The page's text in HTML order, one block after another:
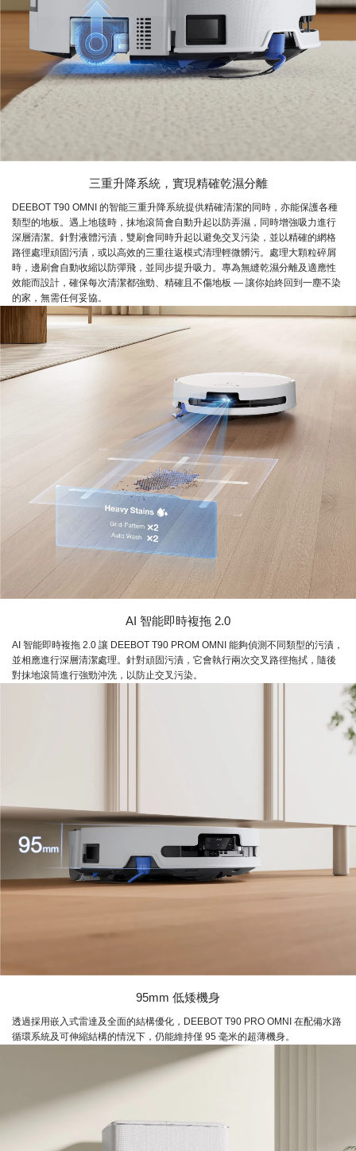
三重升降系統，實現精確乾濕分離
DEEBOT T90 OMNI 的智能三重升降系統提供精確清潔的同時，亦能保護各種
類型的地板。遇上地毯時，抹地滾筒會自動升起以防弄濕，同時增強吸力進行
深層清潔。針對液體污漬，雙刷會同時升起以避免交叉污染，並以精確的網格
路徑處理頑固污漬，或以高效的三重往返模式清理輕微髒污。處理大顆粒碎屑
時，邊刷會自動收縮以防彈飛，並同步提升吸力。專為無縫乾濕分離及適應性
效能而設計，確保每次清潔都強勁、精確且不傷地板 — 讓你始終回到一塵不染
的家，無需任何妥協。
AI 智能即時複拖 2.0
AI 智能即時複拖 2.0 讓 DEEBOT T90 PROM OMNI 能夠偵測不同類型的污漬，
並相應進行深層清潔處理。針對頑固污漬，它會執行兩次交叉路徑拖拭，隨後
對抹地滾筒進行強勁沖洗，以防止交叉污染。
95mm 低矮機身
透過採用嵌入式雷達及全面的結構優化，DEEBOT T90 PRO OMNI 在配備水路
循環系統及可伸縮結構的情況下，仍能維持僅 95 毫米的超薄機身。